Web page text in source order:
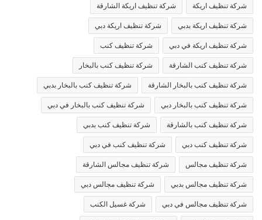
شركة تنظيف اريكة شركة تنظيف اريكة الشارقة
شركة تنظيف اريكة بدبي شركة تنظيف اريكة دبي
شركة تنظيف اريكة في دبي شركة تنظيف كنب
شركة تنظيف كنب الشارقة شركة تنظيف كنب بالبخار
شركة تنظيف كنب بالبخار الشارقة شركة تنظيف كنب بالبخار بدبي
شركة تنظيف كنب بالبخار دبي شركة تنظيف كنب بالبخار في دبي
شركة تنظيف كنب بالشارقة شركة تنظيف كنب بدبي
شركة تنظيف كنب دبي شركة تنظيف كنب في دبي
شركة تنظيف مجالس شركة تنظيف مجالس الشارقة
شركة تنظيف مجالس بدبي شركة تنظيف مجالس دبي
شركة تنظيف مجالس في دبي شركة غسيل الكنب